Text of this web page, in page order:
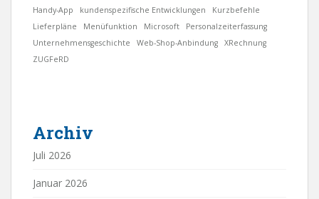
Handy-App
kundenspezifische Entwicklungen
Kurzbefehle
Lieferpläne
Menüfunktion Microsoft
Personalzeiterfassung
Unternehmensgeschichte
Web-Shop-Anbindung
XRechnung
ZUGFeRD
Archiv
Juli 2026
Januar 2026